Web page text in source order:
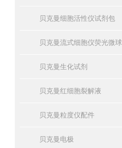
贝克曼细胞活性仪试剂包
贝克曼流式细胞仪荧光微球
贝克曼生化试剂
贝克曼红细胞裂解液
贝克曼粒度仪配件
贝克曼电极